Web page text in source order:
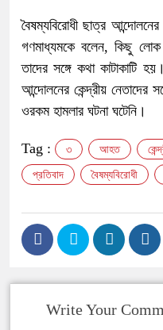
বৈষম্যবিরোধী ছাত্র
গণমাধ্যমকে বলেন, কিছু
তাদের সঙ্গে কথা কাটাকাটি
আন্দোলনের কেন্দ্রীয় নেতাদের
ওরকম হামলার ঘটনা ঘটেনি।
Tag : ৩ আহত
প্রতিবাদ বৈষম্যবিরোধী
Write Your